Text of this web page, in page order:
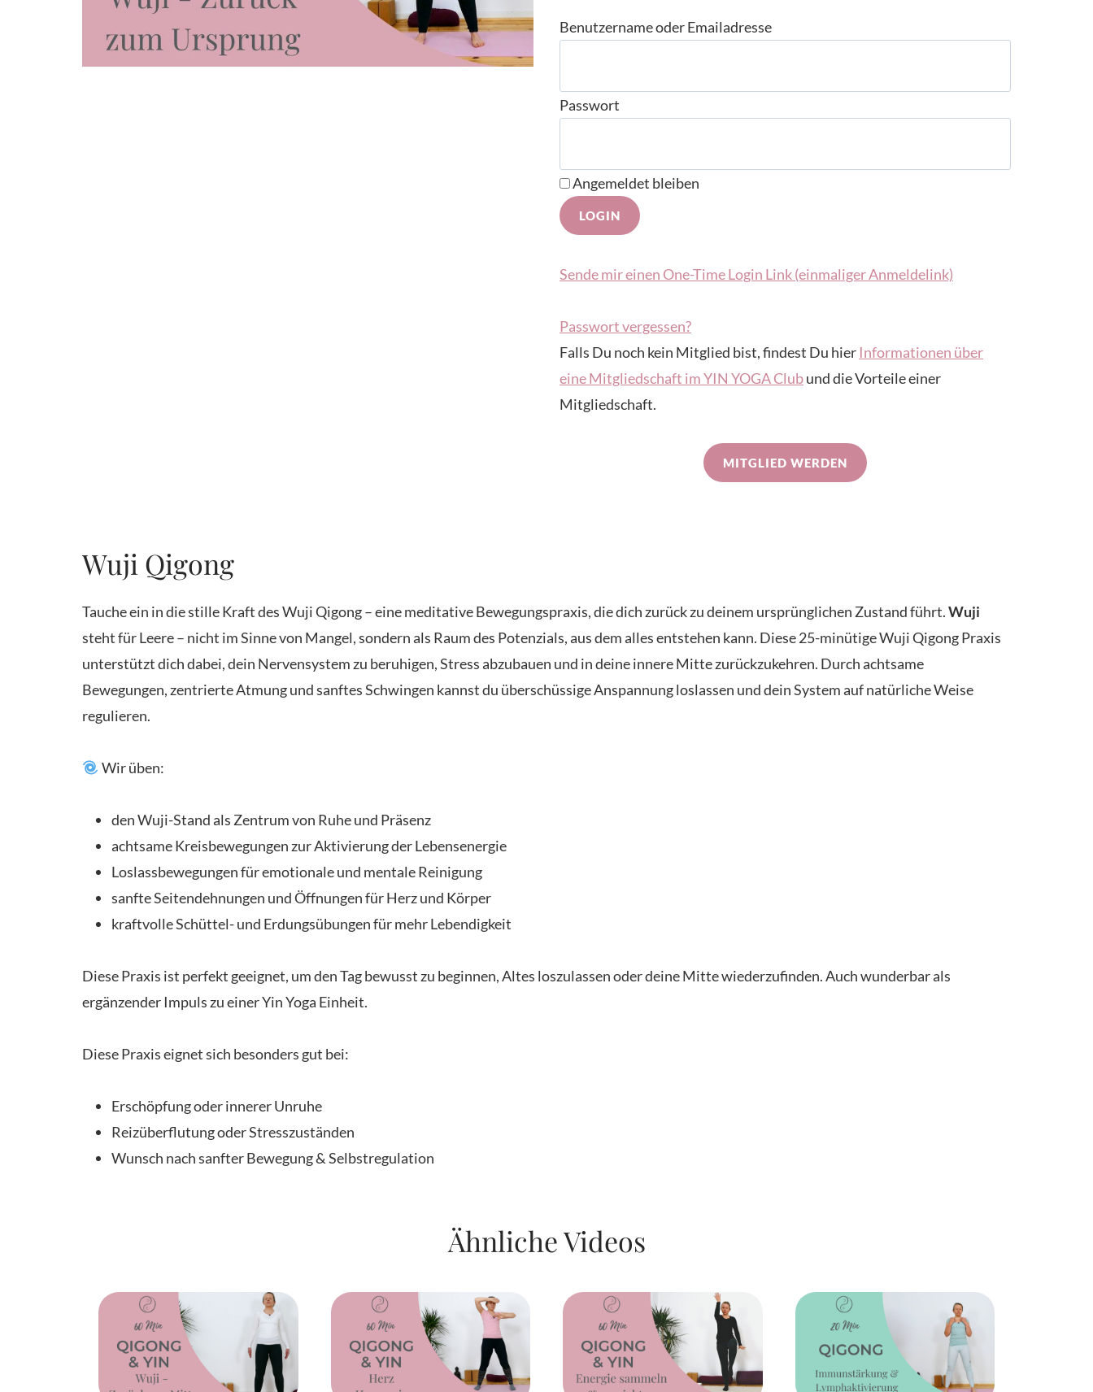
Benutzername oder Emailadresse
Passwort
Angemeldet bleiben
Sende mir einen One-Time Login Link (einmaliger Anmeldelink)
Passwort vergessen?
Falls Du noch kein Mitglied bist, findest Du hier Informationen über
eine Mitgliedschaft im YIN YOGA Clubund die Vorteile einer
Mitgliedschaft.
MITGLIED WERDEN
Wuji Qigong
Tauche ein in die stille Kraft des Wuji Qigong – eine meditative Bewegungspraxis, die dich zurück zu deinem ursprünglichen Zustand führt.Wuji
steht für Leere – nicht im Sinne von Mangel, sondern als Raum des Potenzials, aus dem alles entstehen kann. Diese 25-minütige Wuji Qigong Praxis
unterstützt dich dabei, dein Nervensystem zu beruhigen, Stress abzubauen und in deine innere Mitte zurückzukehren. Durch achtsame
Bewegungen, zentrierte Atmung und sanftes Schwingen kannst du überschüssige Anspannung loslassen und dein System auf natürliche Weise
regulieren.
Wir üben:
den Wuji-Stand als Zentrum von Ruhe und Präsenz
achtsame Kreisbewegungen zur Aktivierung der Lebensenergie
Loslassbewegungen für emotionale und mentale Reinigung
sanfte Seitendehnungen und Öffnungen für Herz und Körper
kraftvolle Schüttel- und Erdungsübungen für mehr Lebendigkeit
Diese Praxis ist perfekt geeignet, um den Tag bewusst zu beginnen, Altes loszulassen oder deine Mitte wiederzufinden. Auch wunderbar als
ergänzender Impuls zu einer Yin Yoga Einheit.
Diese Praxis eignet sich besonders gut bei:
Erschöpfung oder innerer Unruhe
Reizüberflutung oder Stresszuständen
Wunsch nach sanfter Bewegung & Selbstregulation
Ähnliche Videos